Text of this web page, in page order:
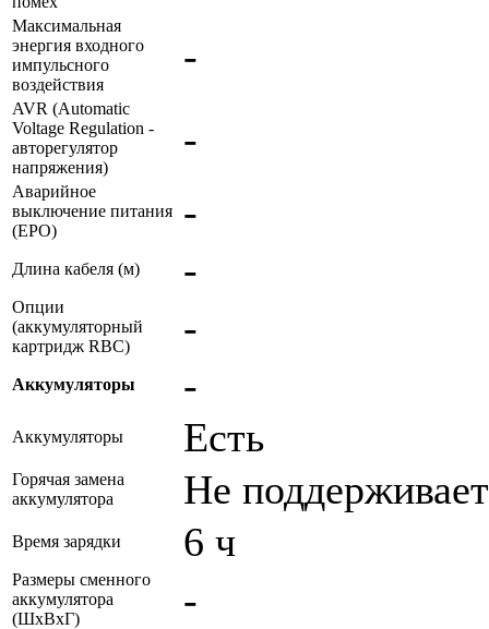
Максимальная
энергия входного
импульсного
воздействия
-
AVR (Automatic
Voltage Regulation -
авторегулятор
напряжения)
-
Аварийное
выключение питания
(EPO)
-
Длина кабеля (м) -
Опции
(аккумуляторный
картридж RBC)
-
Аккумуляторы -
Аккумуляторы Есть
Горячая замена
аккумулятора
Не
Время зарядки 6 ч
Размеры сменного
аккумулятора
(ШхВхГ)
-